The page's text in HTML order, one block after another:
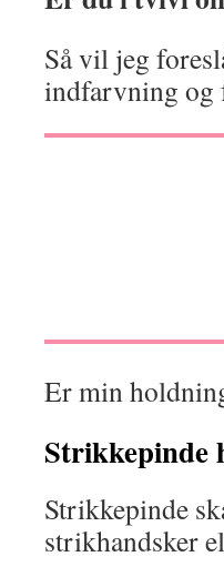
Så vil jeg
indfarvning og
Er min
Strikkepinde
Strikkepinde
strikhandsker